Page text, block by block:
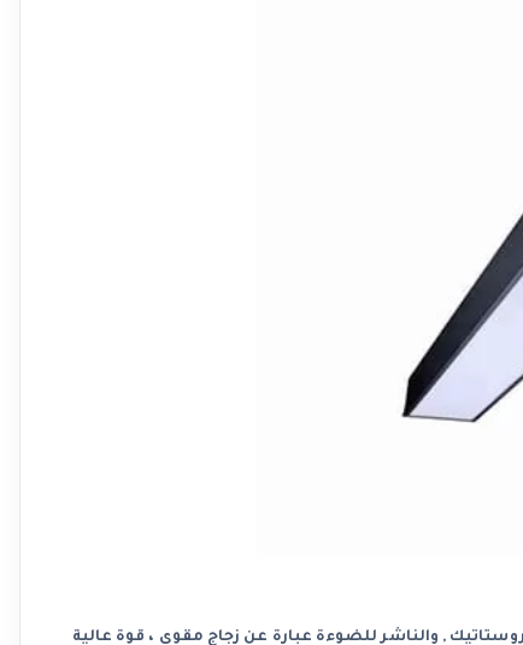
, والناشر للضوءة عبارة عن زجاج مقوى ، قوة عالية